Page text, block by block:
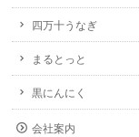
四万十うなぎ
まるとっと
黒にんにく
会社案内